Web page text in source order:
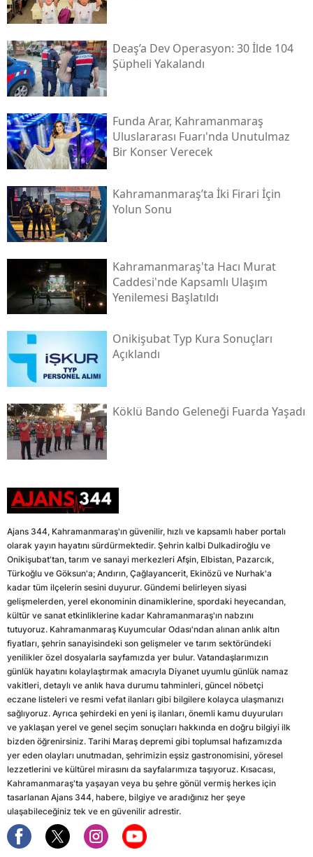
Deaş’a Dev Operasyon: 30 İlde 104
Şüpheli Yakalandı
Funda Arar, Kahramanmaraş
Uluslararası Fuarı'nda Unutulmaz
Bir Konser Verecek
Kahramanmaraş’ta İki Firari İçin
Yolun Sonu
Kahramanmaraş'ta Hacı Murat
Caddesi'nde Kapsamlı Ulaşım
Yenilemesi Başlatıldı
Onikişubat Typ Kura Sonuçları
Açıklandı
Köklü Bando Geleneği Fuarda Yaşadı
Ajans 344, Kahramanmaraş'ın güvenilir, hızlı ve kapsamlı haber portalı
olarak yayın hayatını sürdürmektedir. Şehrin kalbi Dulkadiroğlu ve
Onikişubat'tan, tarım ve sanayi merkezleri Afşin, Elbistan, Pazarcık,
Türkoğlu ve Göksun'a; Andırın, Çağlayancerit, Ekinözü ve Nurhak'a
kadar tüm ilçelerin sesini duyurur. Gündemi belirleyen siyasi
gelişmelerden, yerel ekonominin dinamiklerine, spordaki heyecandan,
kültür ve sanat etkinliklerine kadar Kahramanmaraş'ın nabzını
tutuyoruz. Kahramanmaraş Kuyumcular Odası'ndan alınan anlık altın
fiyatları, şehrin sanayisindeki son gelişmeler ve tarım sektöründeki
yenilikler özel dosyalarla sayfamızda yer bulur. Vatandaşlarımızın
günlük hayatını kolaylaştırmak amacıyla Diyanet uyumlu günlük namaz
vakitleri, detaylı ve anlık hava durumu tahminleri, güncel nöbetçi
eczane listeleri ve resmi vefat ilanları gibi bilgilere kolayca ulaşmanızı
sağlıyoruz. Ayrıca şehirdeki en yeni iş ilanları, önemli kamu duyuruları
ve yaklaşan yerel ve genel seçim sonuçları hakkında en doğru bilgiyi ilk
bizden öğrenirsiniz. Tarihi Maraş depremi gibi toplumsal hafızamızda
yer eden olayları unutmadan, şehrimizin eşsiz gastronomisini, yöresel
lezzetlerini ve kültürel mirasını da sayfalarımıza taşıyoruz. Kısacası,
Kahramanmaraş'ta yaşayan veya bu şehre gönül vermiş herkes için
tasarlanan Ajans 344, habere, bilgiye ve aradığınız her şeye
ulaşabileceğiniz tek ve en güvenilir adrestir.